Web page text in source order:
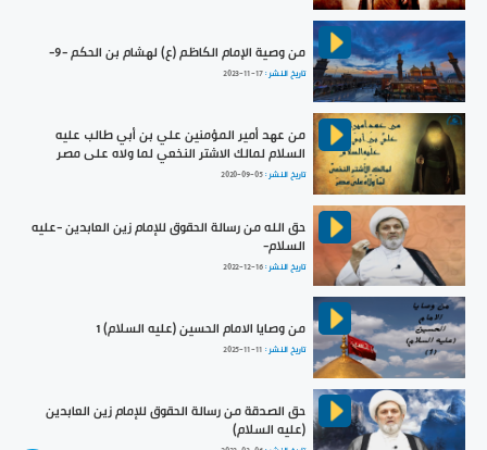
من وصية الإمام الكاظم (ع) لهشام بن الحكم -9-
تاريخ النشر :2023-11-17
من عهد أمير المؤمنين علي بن أبي طالب عليه
السلام لمالك الاشتر النخعي لما ولاه على مصر
تاريخ النشر :2020-09-05
حق الله من رسالة الحقوق للإمام زين العابدين -عليه
السلام-
تاريخ النشر :2022-12-16
من وصايا الامام الحسين (عليه السلام) 1
تاريخ النشر : 2025-11-11
حق الصدقة من رسالة الحقوق للإمام زين العابدين
(عليه السلام)